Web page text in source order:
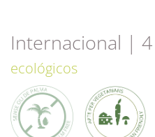
Internacional |
ecológicos